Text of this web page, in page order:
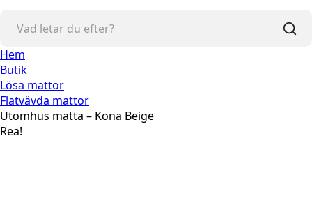
Hem
Butik
Lösa mattor
Flatvävda mattor
Utomhus matta – Kona Beige
Rea!